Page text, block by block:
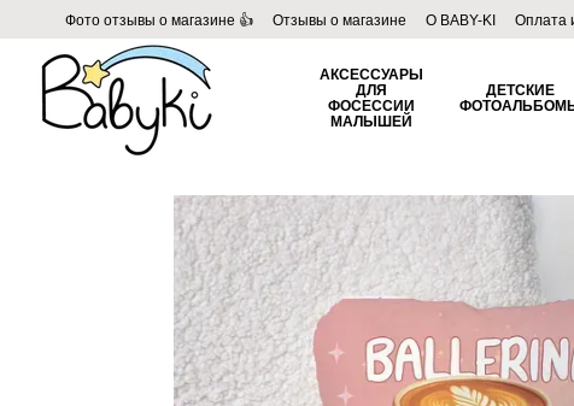
Перейти к основному контенту
Фото отзывы о магазине 👍 Отзывы о магазине О BABY-KI Оплата
Пользовательское соглашение
Договор публичной оферты Блог
АКСЕССУАРЫ
ДЛЯ
ФОСЕССИИ
МАЛЫШЕЙ
ДЕТСКИЕ